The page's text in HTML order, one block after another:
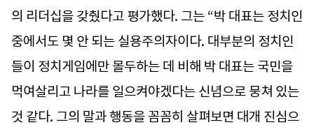
의 리더십을 갖췄다고 평가했다. 그는 “박 대표는 정치인
중에서도 몇 안 되는 실용주의자이다. 대부분의 정치인
들이 정치게임에만 몰두하는 데 비해 박 대표는 국민을
먹여살리고 나라를 일으켜야겠다는 신념으로 뭉쳐 있는
것 같다. 그의 말과 행동을 꼼꼼히 살펴보면 대개 진심으